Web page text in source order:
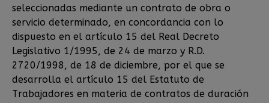
seleccionadas mediante un contrato de obra o
servicio determinado, en concordancia con lo
dispuesto en el artículo 15 del Real Decreto
Legislativo 1/1995, de 24 de marzo y R.D.
2720/1998, de 18 de diciembre, por el que se
desarrolla el artículo 15 del Estatuto de
Trabajadores en materia de contratos de duración